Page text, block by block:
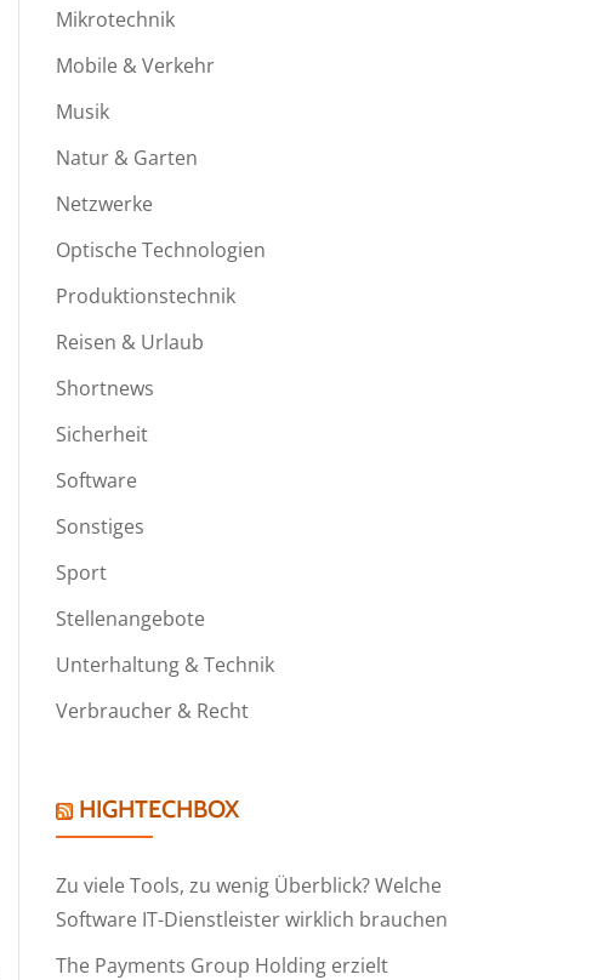
Mikrotechnik
Mobile & Verkehr
Musik
Natur & Garten
Netzwerke
Optische Technologien
Produktionstechnik
Reisen & Urlaub
Shortnews
Sicherheit
Software
Sonstiges
Sport
Stellenangebote
Unterhaltung & Technik
Verbraucher & Recht
HIGHTECHBOX
Zu viele Tools, zu wenig Überblick? Welche
Software IT-Dienstleister wirklich brauchen
The Payments Group Holding erzielt